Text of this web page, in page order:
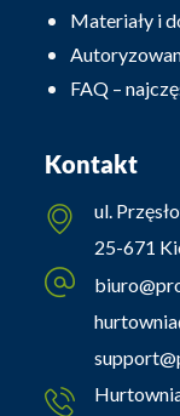
Materiały i
FAQ –
Kontakt
ul.
25-671